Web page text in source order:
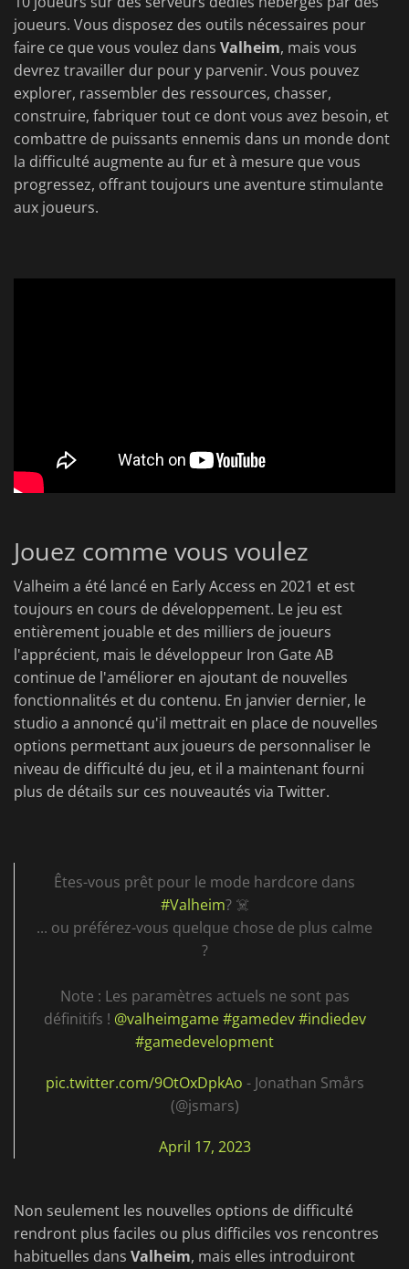
joueurs. Vous disposez des outils nécessaires pour
faire ce que vous voulez dans Valheim, mais vous
devrez travailler dur pour y parvenir. Vous pouvez
explorer, rassembler des ressources, chasser,
construire, fabriquer tout ce dont vous avez besoin, et
combattre de puissants ennemis dans un monde dont
la difficulté augmente au fur et à mesure que vous
progressez, offrant toujours une aventure stimulante
aux joueurs.
Jouez comme vous voulez
Valheim a été lancé en Early Access en 2021 et est
toujours en cours de développement. Le jeu est
entièrement jouable et des milliers de joueurs
l'apprécient, mais le développeur Iron Gate AB
continue de l'améliorer en ajoutant de nouvelles
fonctionnalités et du contenu. En janvier dernier, le
studio a annoncé qu'il mettrait en place de nouvelles
options permettant aux joueurs de personnaliser le
niveau de difficulté du jeu, et il a maintenant fourni
plus de détails sur ces nouveautés via Twitter.
Êtes-vous prêt pour le mode hardcore dans
#Valheim? ☠️
... ou préférez-vous quelque chose de plus calme
?
Note : Les paramètres actuels ne sont pas
définitifs ! @valheimgame #gamedev #indiedev
#gamedevelopment
pic.twitter.com/9OtOxDpkAo - Jonathan Smårs
(@jsmars)
April 17, 2023
Non seulement les nouvelles options de difficulté
rendront plus faciles ou plus difficiles vos rencontres
habituelles dans Valheim, mais elles introduiront